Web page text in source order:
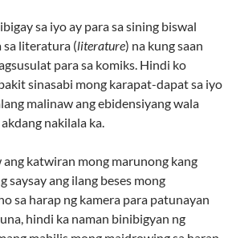
sa iyo ay para sa sining biswal
sa literatura (literature) na kung saan
para sa komiks. Hindi ko
sinasabi mong karapat-dapat sa iyo
malinaw ang ebidensiyang wala
nakilala ka.
katwiran mong marunong kang
saysay ang ilang beses mong
sa harap ng kamera para patunayan
hindi ka naman binibigyan ng